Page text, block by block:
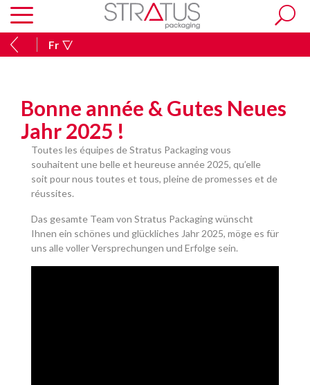
Fr
Bonne année & Gutes Neues
Jahr 2025 !
Toutes les équipes de Stratus Packaging vous
souhaitent une belle et heureuse année 2025, qu’elle
soit pour nous toutes et tous, pleine de promesses et de
réussites.
Das gesamte Team von Stratus Packaging wünscht
Ihnen ein schönes und glückliches Jahr 2025, möge es für
uns alle voller Versprechungen und Erfolge sein.